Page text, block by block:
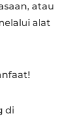
atau
alat
di